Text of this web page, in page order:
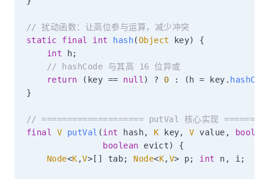
// 扰动函数：让高位参与运算，减少冲突
static
final int hash(Object key)
{
int h;
// hashCode 与其高 16 位异或
return
( key == null) ? 0 : ( h = key .
}
// ==================== putVal 核心实现
final
V putVal (int hash, K key, V value ,
boolean evict)
{
Node<K,V> [ ] tab; Node<K,V> p; int n , i;